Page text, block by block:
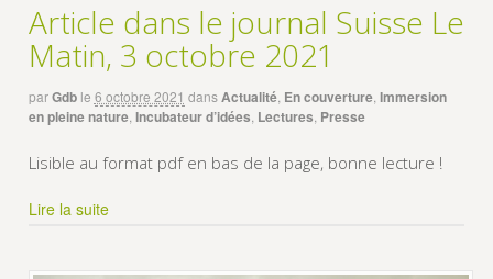
Article dans le journal Suisse Le
Matin, 3 octobre 2021
parGdb le 6 octobre 2021 dansActualité, En couverture, Immersion
en pleine nature, Incubateur d’idées Lectures Presse
Lisible au format pdf en bas de la page, bonne lecture !
Lire la suite